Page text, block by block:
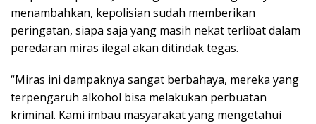
menambahkan, kepolisian sudah memberikan
peringatan, siapa saja yang masih nekat terlibat dalam
peredaran miras ilegal akan ditindak tegas.
“Miras ini dampaknya sangat berbahaya, mereka yang
terpengaruh alkohol bisa melakukan perbuatan
kriminal. Kami imbau masyarakat yang mengetahui